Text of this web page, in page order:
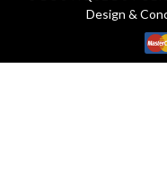
Design &